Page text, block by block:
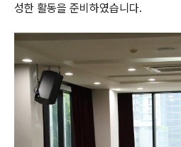
성한 활동을 준비하였습니다.